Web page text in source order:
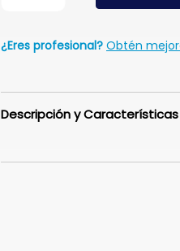
¿Eres profesional? Obtén
Descripción y Características